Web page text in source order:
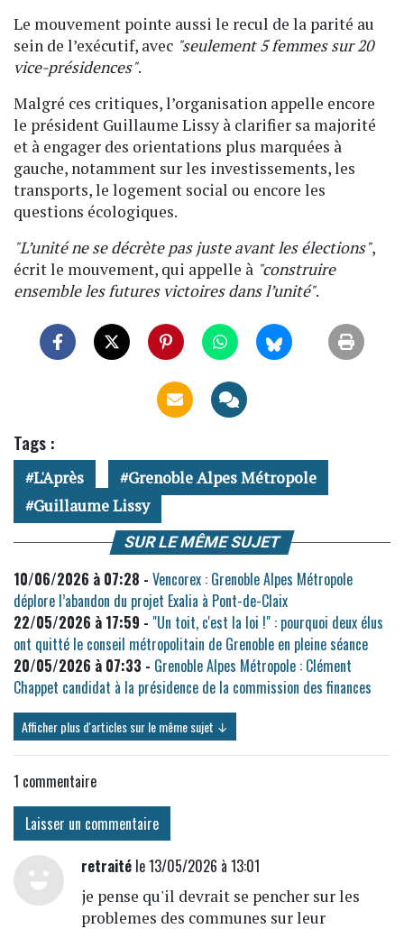
Le mouvement pointe aussi le recul de la parité au
sein de l’exécutif, avec "seulement 5 femmes sur 20
vice-présidences".
Malgré ces critiques, l’organisation appelle encore
le président Guillaume Lissy à clarifier sa majorité
et à engager des orientations plus marquées à
gauche, notamment sur les investissements, les
transports, le logement social ou encore les
questions écologiques.
"L’unité ne se décrète pas juste avant les élections",
écrit le mouvement, qui appelle à "construire
ensemble les futures victoires dans l’unité".
Tags :
L'Après
Grenoble Alpes Métropole
Guillaume Lissy
SUR LE MÊME SUJET
10/06/2026 à 07:28 - Vencorex : Grenoble Alpes Métropole
déplore l’abandon du projet Exalia à Pont-de-Claix
22/05/2026 à 17:59 - "Un toit, c'est la loi !" : pourquoi deux élus
ont quitté le conseil métropolitain de Grenoble en pleine séance
20/05/2026 à 07:33 - Grenoble Alpes Métropole : Clément
Chappet candidat à la présidence de la commission des finances
Afficher plus d'articles sur le même sujet ↓
1 commentaire
Laisser un commentaire
retraitéle 13/05/2026 à 13:01
je pense qu'il devrait se pencher sur les
problemes des communes sur leur